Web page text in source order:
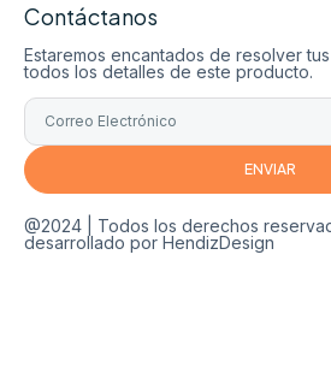
Contáctanos
Estaremos encantados de resolver
todos los detalles de este producto.
ENVIAR
@2024 | Todos los derechos
desarrollado por HendizDesign